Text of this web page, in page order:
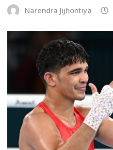
Narendra Jijhontiya